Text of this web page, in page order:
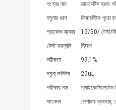
পণ্যের নাম
ডায়াবেটিস দ্রুত
নমুনার ধরন
ফিঙ্গারস্টিক পুরো
প্যাকেজ আকার
15/50/ টেস্ট/
টেস্ট ফরম্যাট
স্ট্রিপ
সঠিকতা
99.1%
নমুনা ভলিউম
20uL
পরীক্ষার নাম
গ্লাইকোসিলেটেড
আবেদন
পেশাদার ব্যবহার,